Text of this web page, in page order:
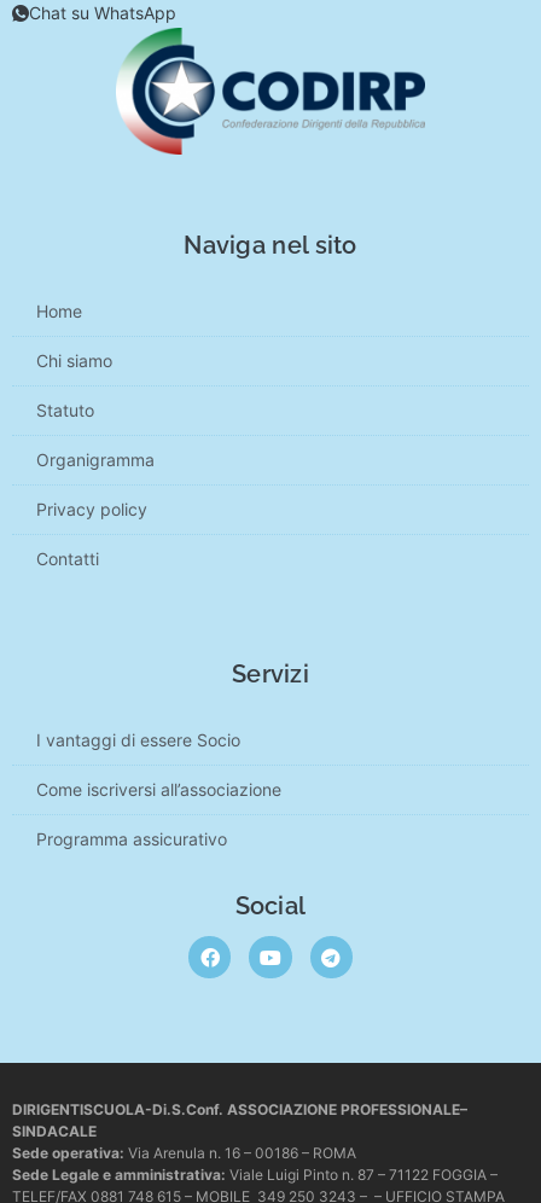
Chat su WhatsApp
Naviga nel sito
Home
Chi siamo
Statuto
Organigramma
Privacy policy
Contatti
Servizi
I vantaggi di essere Socio
Come iscriversi all’associazione
Programma assicurativo
Social
DIRIGENTISCUOLA-Di.S.Conf. ASSOCIAZIONE PROFESSIONALE–
SINDACALE
Sede operativa: Via Arenula n. 16 – 00186 – ROMA
Sede Legale e amministrativa: Viale Luigi Pinto n. 87 – 71122 FOGGIA –
TELEF/FAX 0881 748 615 – MOBILE 349 250 3243 – – UFFICIO STAMPA